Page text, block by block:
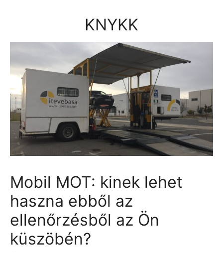
KNYKK
Mobil MOT: kinek lehet
haszna ebből az
ellenőrzésből az Ön
küszöbén?